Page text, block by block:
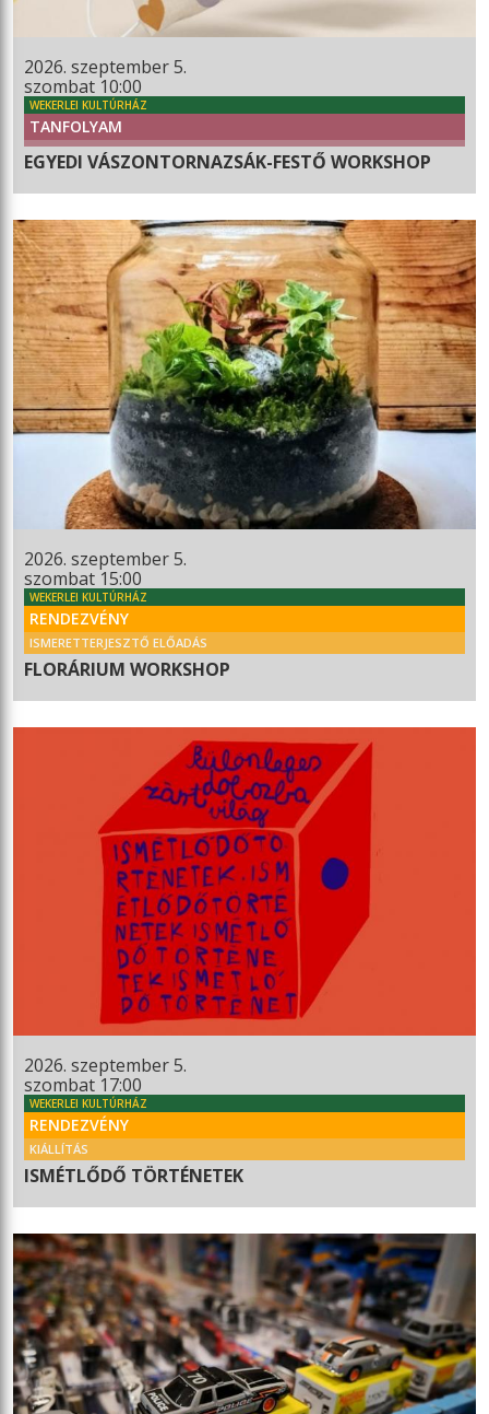
2026. szeptember 5.
szombat 10:00
WEKERLEI KULTÚRHÁZ
TANFOLYAM
EGYEDI VÁSZONTORNAZSÁK-FESTŐ WORKSHOP
2026. szeptember 5.
szombat 15:00
WEKERLEI KULTÚRHÁZ
RENDEZVÉNY
ISMERETTERJESZTŐ ELŐADÁS
FLORÁRIUM WORKSHOP
2026. szeptember 5.
szombat 17:00
WEKERLEI KULTÚRHÁZ
RENDEZVÉNY
KIÁLLÍTÁS
ISMÉTLŐDŐ TÖRTÉNETEK